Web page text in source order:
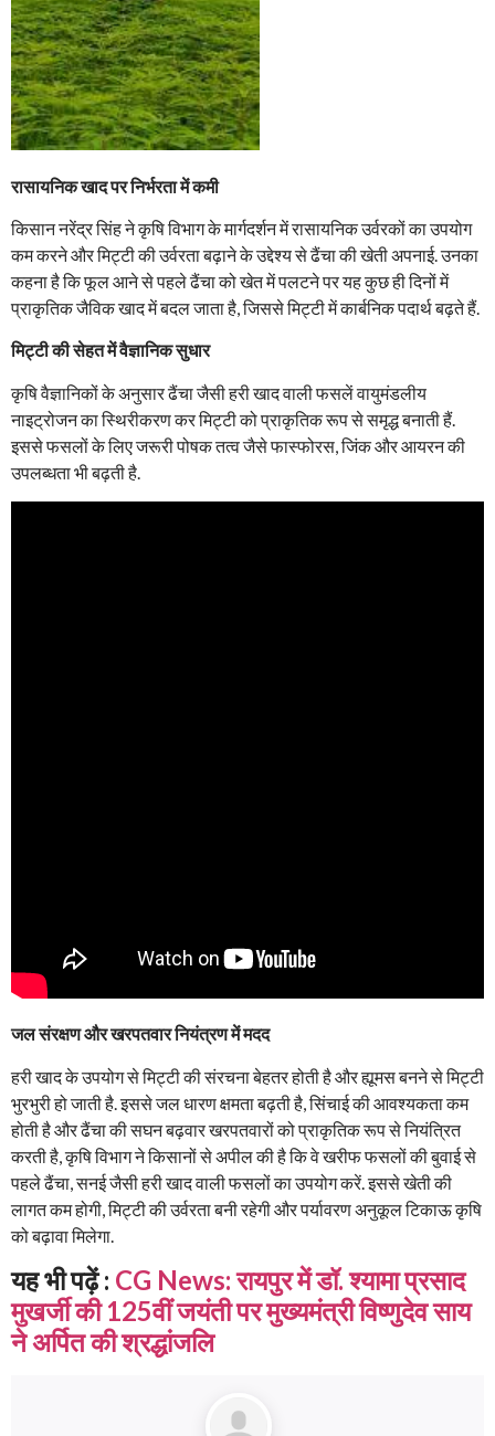
रासायनिक खाद पर निर्भरता में कमी
किसान नरेंद्र सिंह ने कृषि विभाग के मार्गदर्शन में रासायनिक उर्वरकों का उपयोग
कम करने और मिट्टी की उर्वरता बढ़ाने के उद्देश्य से ढैंचा की खेती अपनाई. उनका
कहना है कि फूल आने से पहले ढैंचा को खेत में पलटने पर यह कुछ ही दिनों में
प्राकृतिक जैविक खाद में बदल जाता है, जिससे मिट्टी में कार्बनिक पदार्थ बढ़ते हैं.
मिट्टी की सेहत में वैज्ञानिक सुधार
कृषि वैज्ञानिकों के अनुसार ढैंचा जैसी हरी खाद वाली फसलें वायुमंडलीय
नाइट्रोजन का स्थिरीकरण कर मिट्टी को प्राकृतिक रूप से समृद्ध बनाती हैं.
इससे फसलों के लिए जरूरी पोषक तत्व जैसे फास्फोरस, जिंक और आयरन की
उपलब्धता भी बढ़ती है.
जल संरक्षण और खरपतवार नियंत्रण में मदद
हरी खाद के उपयोग से मिट्टी की संरचना बेहतर होती है और ह्यूमस बनने से मिट्टी
भुरभुरी हो जाती है. इससे जल धारण क्षमता बढ़ती है, सिंचाई की आवश्यकता कम
होती है और ढैंचा की सघन बढ़वार खरपतवारों को प्राकृतिक रूप से नियंत्रित
करती है, कृषि विभाग ने किसानों से अपील की है कि वे खरीफ फसलों की बुवाई से
पहले ढैंचा, सनई जैसी हरी खाद वाली फसलों का उपयोग करें. इससे खेती की
लागत कम होगी, मिट्टी की उर्वरता बनी रहेगी और पर्यावरण अनुकूल टिकाऊ कृषि
को बढ़ावा मिलेगा.
यह भी पढ़ें : CG News: रायपुर में डॉ. श्यामा प्रसाद
मुखर्जी की 125वीं जयंती पर मुख्यमंत्री विष्णुदेव साय
ने अर्पित की श्रद्धांजलि